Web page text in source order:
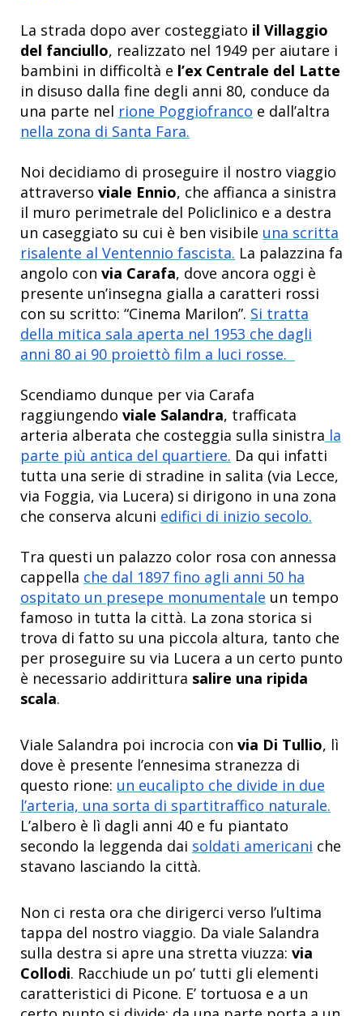
La strada dopo aver costeggiato il Villaggio
del fanciullo, realizzato nel 1949 per aiutare i
bambini in difficoltà e l’ex Centrale del Latte
in disuso dalla fine degli anni 80, conduce da
una parte nel rione Poggiofranco e dall’altra
nella zona di Santa Fara.
Noi decidiamo di proseguire il nostro viaggio
attraverso viale Ennio, che affianca a sinistra
il muro perimetrale del Policlinico e a destra
un caseggiato su cui è ben visibile una scritta
risalente al Ventennio fascista. La palazzina fa
angolo con via Carafa, dove ancora oggi è
presente un’insegna gialla a caratteri rossi
con su scritto: “Cinema Marilon”. Si tratta
della mitica sala aperta nel 1953 che dagli
anni 80 ai 90 proiettò film a luci rosse.
Scendiamo dunque per via Carafa
raggiungendo viale Salandra, trafficata
arteria alberata che costeggia sulla sinistra la
parte più antica del quartiere. Da qui infatti
tutta una serie di stradine in salita (via Lecce,
via Foggia, via Lucera) si dirigono in una zona
che conserva alcuni edifici di inizio secolo.
Tra questi un palazzo color rosa con annessa
cappella che dal 1897 fino agli anni 50 ha
ospitato un presepe monumentale un tempo
famoso in tutta la città. La zona storica si
trova di fatto su una piccola altura, tanto che
per proseguire su via Lucera a un certo punto
è necessario addirittura salire una ripida
scala.
Viale Salandra poi incrocia con via Di Tullio, lì
dove è presente l’ennesima stranezza di
questo rione: un eucalipto che divide in due
l’arteria, una sorta di spartitraffico naturale.
L’albero è lì dagli anni 40 e fu piantato
secondo la leggenda dai soldati americani che
stavano lasciando la città.
Non ci resta ora che dirigerci verso l’ultima
tappa del nostro viaggio. Da viale Salandra
sulla destra si apre una stretta viuzza: via
Collodi. Racchiude un po’ tutti gli elementi
caratteristici di Picone. E’ tortuosa e a un